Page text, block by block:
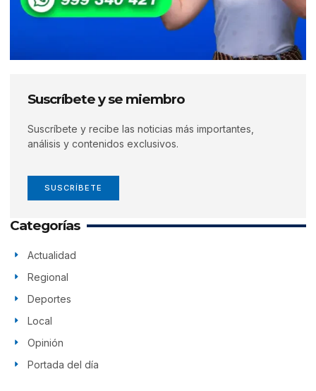
Suscríbete y se miembro
Suscríbete y recibe las noticias más importantes,
análisis y contenidos exclusivos.
SUSCRÍBETE
Categorías
Actualidad
Regional
Deportes
Local
Opinión
Portada del día